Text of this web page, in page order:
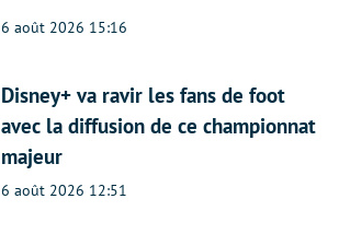
6 août 2026 15:16
Disney+ va ravir les fans de foot
avec la diffusion de ce championnat
majeur
6 août 2026 12:51